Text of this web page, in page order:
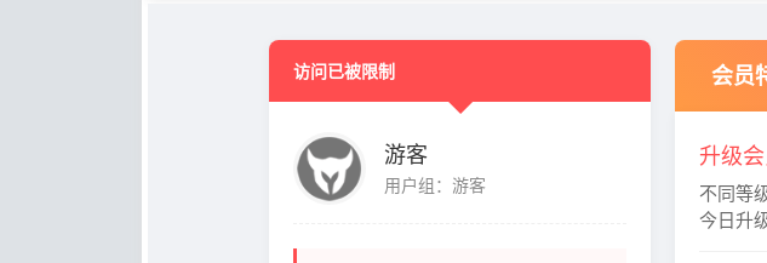
访问已被限制
游客
用户组：游客
会员
升级
不同等
今日升